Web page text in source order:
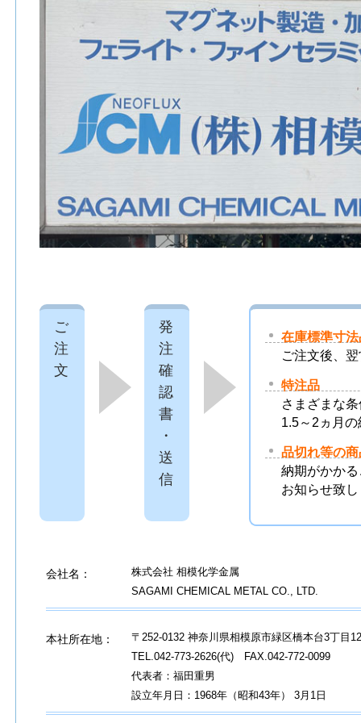
ご
注
文
発
注
確
認
書
・
送
信
在庫標準寸法
ご注文後、
特注品
さまざまな
1.5～2ヵ月
品切れ等の商
納期がかか
お知らせ致
会社名：
株式会社 相模化学金属
SAGAMI CHEMICAL METAL CO., LTD.
本社所在地：
〒252-0132 神奈川県相模原市緑区橋本台3丁目
TEL.042-773-2626(代) FAX.042-772-0099
代表者：福田重男
設立年月日：1968年（昭和43年） 3月1日